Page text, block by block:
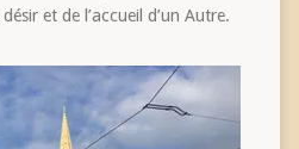
et de l’accueil d’un Autre.